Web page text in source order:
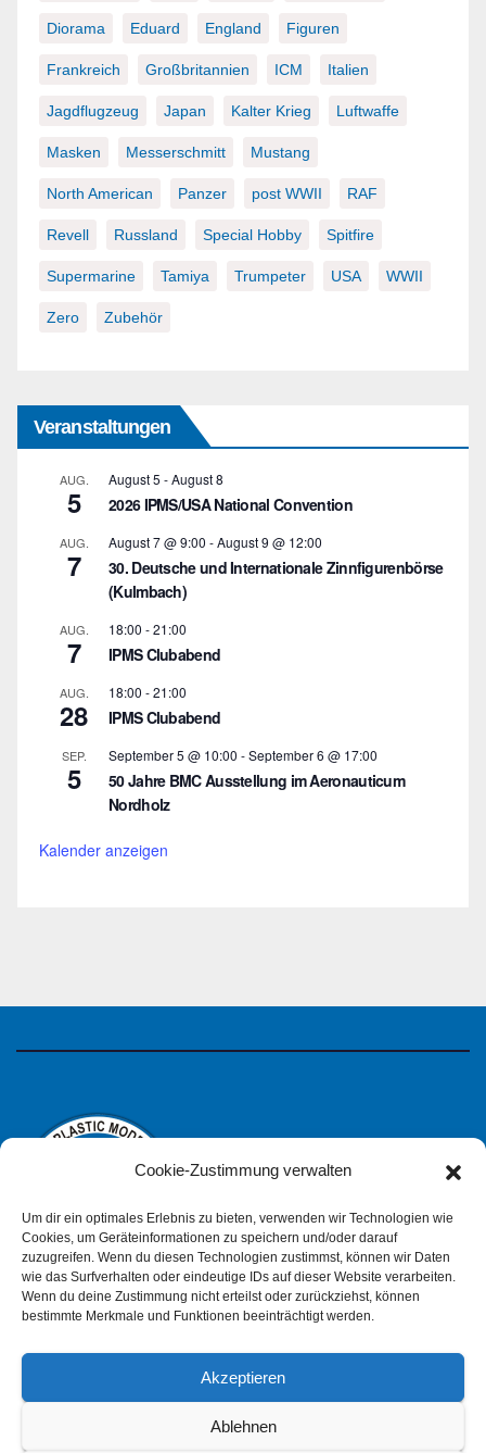
Cookie-Zustimmung verwalten
Um dir ein optimales Erlebnis zu bieten, verwenden wir Technologien wie
Cookies, um Geräteinformationen zu speichern und/oder darauf
zuzugreifen. Wenn du diesen Technologien zustimmst, können wir Daten
wie das Surfverhalten oder eindeutige IDs auf dieser Website verarbeiten.
Wenn du deine Zustimmung nicht erteilst oder zurückziehst, können
bestimmte Merkmale und Funktionen beeinträchtigt werden.
Akzeptieren
Ablehnen
Diorama Eduard England Figuren
Frankreich Großbritannien ICM Italien
Jagdflugzeug Japan Kalter Krieg Luftwaffe
Masken Messerschmitt Mustang
North American Panzer post WWII RAF
Revell Russland Special Hobby Spitfire
Supermarine Tamiya Trumpeter USA WWII
Zero Zubehör
Veranstaltungen
AUG.
5
August 5 -August 8
2026 IPMS/USA National Convention
AUG.
7
August 7 @ 9:00 -August 9 @ 12:00
30. Deutsche und Internationale Zinnfigurenbörse
(Kulmbach)
AUG.
7
18:00 -21:00
IPMS Clubabend
AUG.
28
18:00 -21:00
IPMS Clubabend
SEP.
5
September 5 @ 10:00 -September 6 @ 17:00
50 Jahre BMC Ausstellung im Aeronauticum
Nordholz
Kalender anzeigen
IPMS Deutschland
Datenschutzerklärung (pdf)